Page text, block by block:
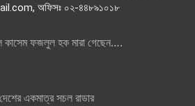
অফিসঃ ০২-৪৪৮৯১০১৮
ফজলুল হক মারা গেছেন….
একমাত্র সচল রাডার